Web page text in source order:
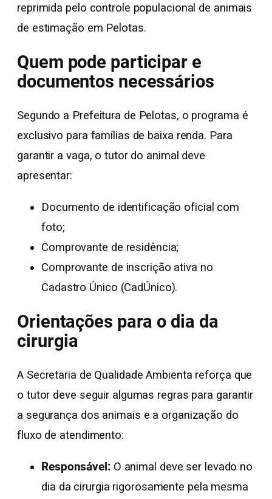
reprimida pelo controle populacional de animais
de estimação em Pelotas.
Quem pode participar e
documentos necessários
Segundo a Prefeitura de Pelotas, o programa é
exclusivo para famílias de baixa renda. Para
garantir a vaga, o tutor do animal deve
apresentar:
Documento de identificação oficial com
foto;
Comprovante de residência;
Comprovante de inscrição ativa no
Cadastro Único (CadÚnico).
Orientações para o dia da
cirurgia
A Secretaria de Qualidade Ambienta reforça que
o tutor deve seguir algumas regras para garantir
a segurança dos animais e a organização do
fluxo de atendimento:
Responsável:O animal deve ser levado no
dia da cirurgia rigorosamente pela mesma